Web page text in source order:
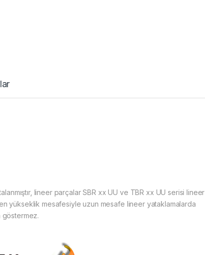
lineer parçalar SBR xx UU ve TBR xx UU serisi lineer
yükseklik mesafesiyle uzun mesafe lineer yataklamalarda
göstermez.